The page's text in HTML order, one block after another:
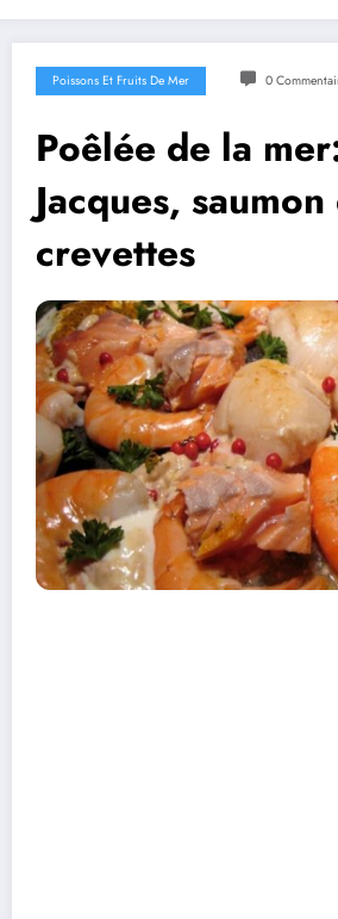
Poissons Et Fruits De Mer 0
Poêlée de la
Jacques,
crevettes